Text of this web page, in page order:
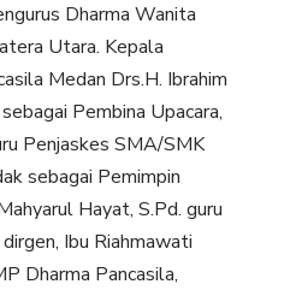
Dharma Wanita
Utara. Kepala
Medan Drs.H. Ibrahim
Pembina Upacara,
Penjaskes SMA/SMK
sebagai Pemimpin
Hayat, S.Pd. guru
Ibu Riahmawati
Dharma Pancasila,